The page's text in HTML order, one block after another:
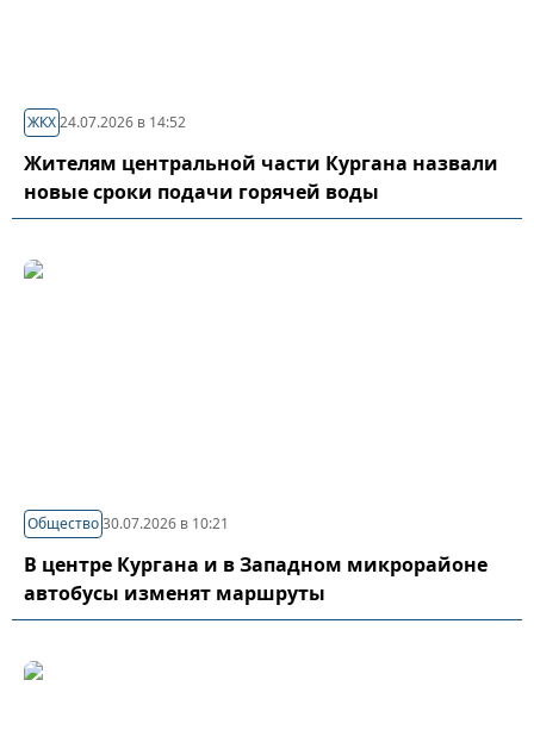
ЖКХ24.07.2026 в 14:52
Жителям центральной части Кургана назвали
новые сроки подачи горячей воды
Общество30.07.2026 в 10:21
В центре Кургана и в Западном микрорайоне
автобусы изменят маршруты